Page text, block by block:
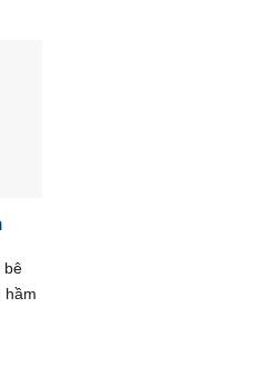
bê
hầm